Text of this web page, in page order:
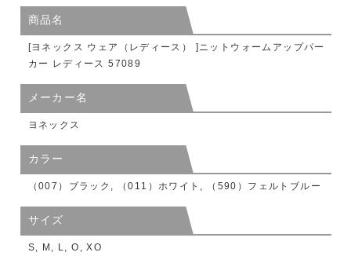
商品名
[ヨネックス ウェア（レディース） ]ニットウォームアップパー
カー レディース 57089
メーカー名
ヨネックス
カラー
（007）ブラック, （011）ホワイト, （590）フェルトブルー
サイズ
S, M, L, O, XO